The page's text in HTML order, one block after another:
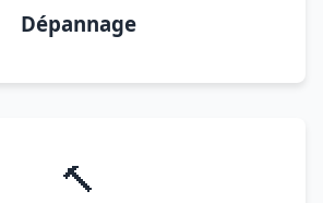
Dépannage
🔨